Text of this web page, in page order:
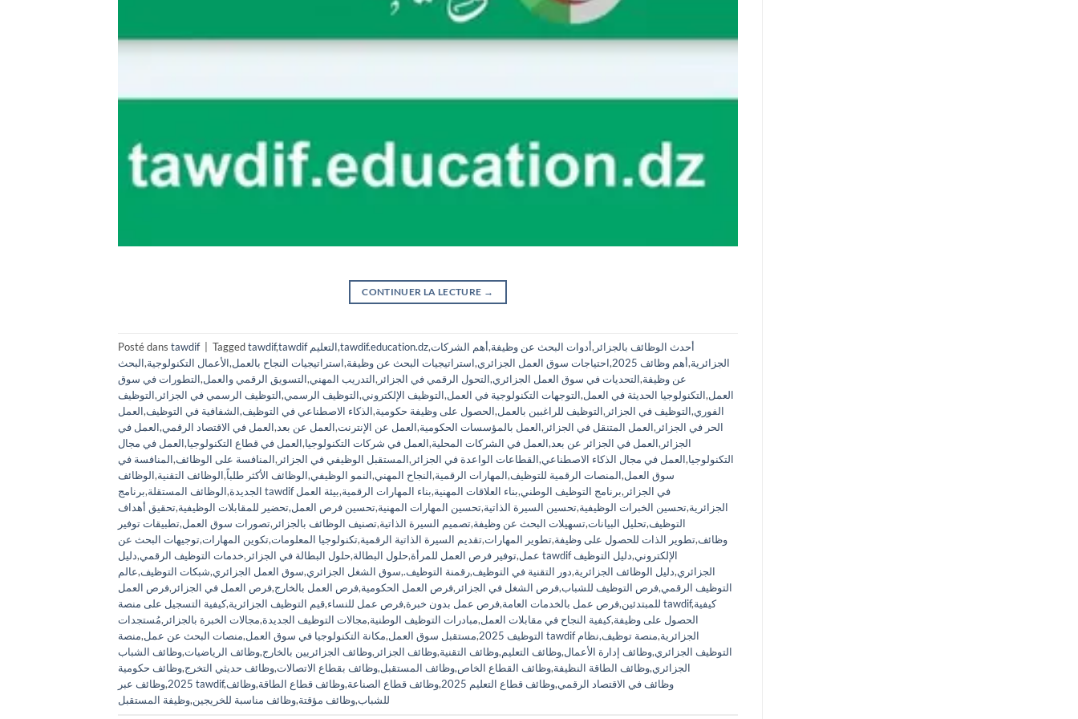
CONTINUER LA LECTURE →
Posté dans tawdif Taggedtawdif, tawdif التعليم,tawdif.education.dz, أحدث الوظائف بالجزائر ,أدوات البحث عن وظيفة,أهم الشركات
الجزائرية,أهم وظائف 2025 ,احتياجات سوق العمل الجزائري,استراتيجيات البحث عن وظيفة,استراتيجيات النجاح بالعمل,الأعمال التكنولوجية,البحث
عن وظيفة,التحديات في سوق العمل الجزائري,التحول الرقمي في الجزائر ,التدريب المهني,التسويق الرقمي والعمل,التطورات في سوق
العمل,التكنولوجيا الحديثة في العمل,التوجهات التكنولوجية في العمل,التوظيف الإلكتروني,التوظيف الرسمي,التوظيف الرسمي في الجزائر ,التوظيف
الفوري,التوظيف في الجزائر ,التوظيف للراغبين بالعمل,الحصول على وظيفة حكومية,الذكاء الاصطناعي في التوظيف,الشفافية في التوظيف,العمل
الحر في الجزائر ,العمل المتنقل في الجزائر ,العمل بالمؤسسات الحكومية,العمل عن الإنترنت,العمل عن بعد,العمل في الاقتصاد الرقمي,العمل في
الجزائر ,العمل في الجزائر عن بعد,العمل في الشركات المحلية,العمل في شركات التكنولوجيا,العمل في قطاع التكنولوجيا,العمل في مجال
التكنولوجيا,العمل في مجال الذكاء الاصطناعي,القطاعات الواعدة في الجزائر ,المستقبل الوظيفي في الجزائر ,المنافسة على الوظائف,المنافسة في
سوق العمل,المنصات الرقمية للتوظيف,المهارات الرقمية,النجاح المهني,النمو الوظيفي,الوظائف الأكثر طلباً,الوظائف التقنية,الوظائف
الجديدة,الوظائف المستقلة, برنامج tawdif في الجزائر ,برنامج التوظيف الوطني,بناء العلاقات المهنية,بناء المهارات الرقمية,بيئة العمل
الجزائرية,تحسين الخبرات الوظيفية,تحسين السيرة الذاتية,تحسين المهارات المهنية,تحسين فرص العمل,تحضير للمقابلات الوظيفية,تحقيق أهداف
التوظيف,تحليل البيانات,تسهيلات البحث عن وظيفة,تصميم السيرة الذاتية,تصنيف الوظائف بالجزائر ,تصورات سوق العمل,تطبيقات توفير
وظائف,تطوير الذات للحصول على وظيفة,تطوير المهارات,تقديم السيرة الذاتية الرقمية,تكنولوجيا المعلومات,تكوين المهارات,توجيهات البحث عن
عمل,توفير فرص العمل للمرأة,حلول البطالة,حلول البطالة في الجزائر ,خدمات التوظيف الرقمي, دليل tawdif الإلكتروني,دليل التوظيف
الجزائري,دليل الوظائف الجزائرية,دور التقنية في التوظيف,رقمنة التوظيف.,سوق الشغل الجزائري,سوق العمل الجزائري,شبكات التوظيف,عالم
التوظيف الرقمي,فرص التوظيف للشباب,فرص الشغل في الجزائر ,فرص العمل الحكومية,فرص العمل بالخارج,فرص العمل في الجزائر ,فرص العمل
للمبتدئين,فرص عمل بالخدمات العامة,فرص عمل بدون خبرة,فرص عمل للنساء,قيم التوظيف الجزائرية, كيفية التسجيل على منصة tawdif,كيفية
الحصول على وظيفة,كيفية النجاح في مقابلات العمل,مبادرات التوظيف الوطنية,مجالات التوظيف الجديدة,مجالات الخبرة بالجزائر ,مُستجدات
التوظيف 2025
,مستقبل سوق العمل,مكانة التكنولوجيا في سوق العمل,منصات البحث عن عمل, منصة tawdif الجزائرية,منصة توظيف,نظام
التوظيف الجزائري,وظائف إدارة الأعمال,وظائف التعليم,وظائف التقنية,وظائف الجزائر ,وظائف الجزائريين بالخارج,وظائف الرياضيات,وظائف الشباب
الجزائري,وظائف الطاقة النظيفة,وظائف القطاع الخاص,وظائف المستقبل,وظائف بقطاع الاتصالات,وظائف حديثي التخرج,وظائف حكومية
2025
, وظائف عبر tawdif, وظائف في الاقتصاد الرقمي,وظائف قطاع التعليم 2025 ,وظائف قطاع الصناعة,وظائف قطاع الطاقة,وظائف
للشباب,وظائف مؤقتة,وظائف مناسبة للخريجين,وظيفة المستقبل